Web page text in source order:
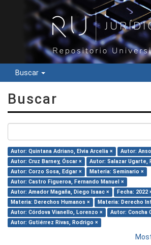
Buscar
Buscar
Autor: Quintana Adriano, Elvia Arcelia ×
Autor:
Autor: Cruz Barney, Óscar ×
Autor: Salazar Ugarte,
Autor: Corzo Sosa, Edgar ×
Materia: Seminario ×
Autor: Castro Figueroa, Fernando Manuel ×
Autor: Amador Magaña, Diego Isaac ×
Fecha: 2022
Materia: Derechos Humanos ×
Materia: Derecho
Autor: Córdova Vianello, Lorenzo ×
Autor: Concha
Autor: Gutiérrez Rivas, Rodrigo ×